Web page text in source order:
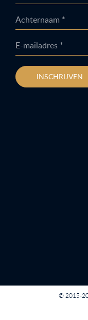
Achternaam *
E-mailadres *
INSCHRIJVEN
© 2015-